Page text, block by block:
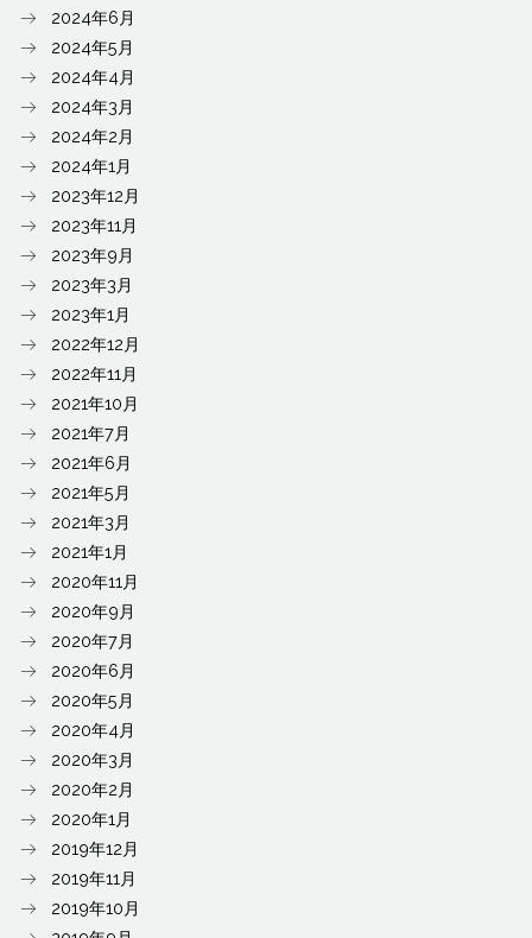
2024年6月
2024年5月
2024年4月
2024年3月
2024年2月
2024年1月
2023年12月
2023年11月
2023年9月
2023年3月
2023年1月
2022年12月
2022年11月
2021年10月
2021年7月
2021年6月
2021年5月
2021年3月
2021年1月
2020年11月
2020年9月
2020年7月
2020年6月
2020年5月
2020年4月
2020年3月
2020年2月
2020年1月
2019年12月
2019年11月
2019年10月